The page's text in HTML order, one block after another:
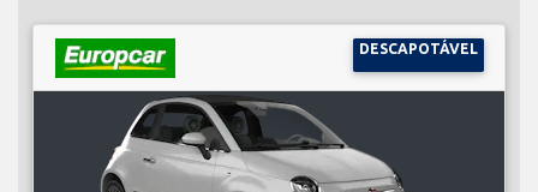
DESCAPOTÁVEL